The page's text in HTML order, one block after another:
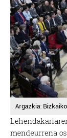
Argazkia:
mendeurrena